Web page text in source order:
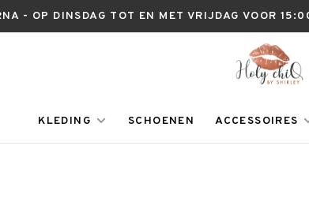
- OP DINSDAG TOT EN MET VRIJDAG VOOR
KLEDING SCHOENEN ACCESSOIRES